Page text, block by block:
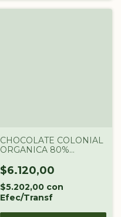
CHOCOLATE COLONIAL
ORGANICA 80%
$6.120,00
$5.202,00 con
Efec/Transf